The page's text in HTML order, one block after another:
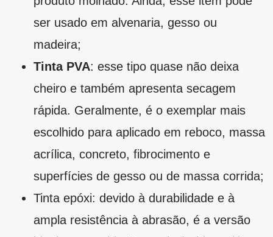
dos cômodos com uso de substâncias
químicas;
Verniz: camada que pode ser aplicada
tanto em superfícies internas como
externas. Ainda, é muito utilizada para
acabamentos em madeira, pois traz maior
durabilidade e conforto visual;
Tinta antimofo: perfeita para áreas com
pouca circulação de ar e umidade, já que
age como proteção contra o mofo. Pode